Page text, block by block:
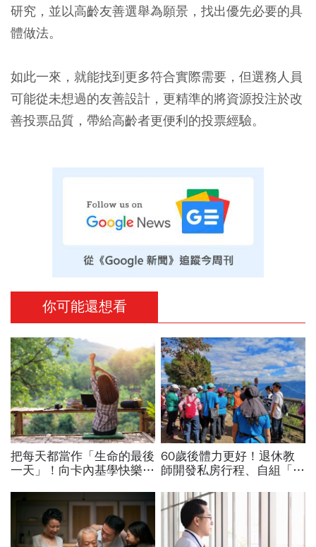
研究，並以高齡友善選舉為願景，找出優先必要的具
體做法。
如此一來，就能找到更多符合實際需要，但選務人員
可能從未想過的友善設計，更精準的將資源投注於改
善投票品質，帶給高齡者更便利的投票經驗。
你可能還想看
把每天都當作「生命的最後
一天」！向卡內基學快樂生
60歲後體力更好！退休教
師開發私房行程、自組「祕
人生